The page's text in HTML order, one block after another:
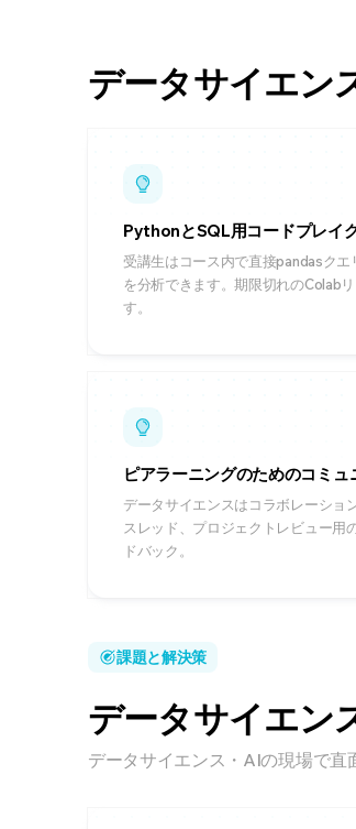
データサイエン
PythonとSQL用コードプレイ
受講生はコース内で直接pandasク
を分析できます。期限切れのColab
す。
ピアラーニングのためのコミュ
データサイエンスはコラボレーショ
スレッド、プロジェクトレビュー用
ドバック。
課題と解決策
データサイエン
データサイエンス・AIの現場で直